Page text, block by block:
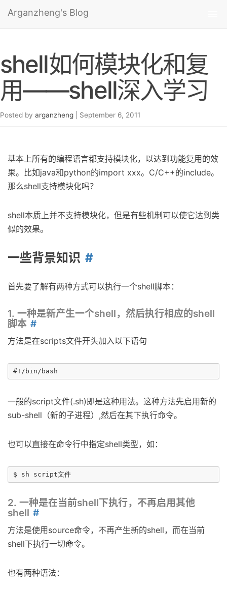
Arganzheng's Blog
shell如何模块化和复
用——shell深入学习
Posted by arganzheng | September 6, 2011
基本上所有的编程语言都支持模块化，以达到功能复用的效
果。比如java和python的import xxx。C/C++的include。
那么shell支持模块化吗？
shell本质上并不支持模块化，但是有些机制可以使它达到类
似的效果。
一些背景知识
首先要了解有两种方式可以执行一个shell脚本：
1. 一种是新产生一个shell，然后执行相应的shell
脚本
方法是在scripts文件开头加入以下语句
一般的script文件(.sh)即是这种用法。这种方法先启用新的
sub-shell（新的子进程）,然后在其下执行命令。
也可以直接在命令行中指定shell类型，如：
2. 一种是在当前shell下执行，不再启用其他
shell
方法是使用source命令，不再产生新的shell，而在当前
shell下执行一切命令。
也有两种语法：